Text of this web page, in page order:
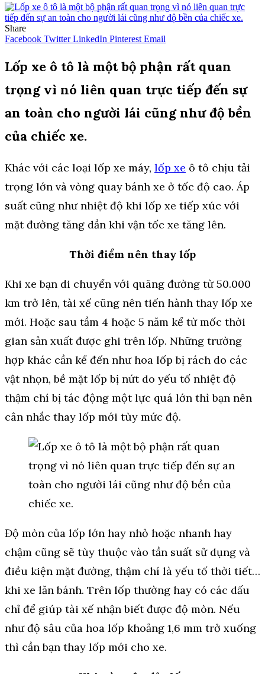
Share
Facebook Twitter LinkedIn Pinterest Email
Lốp xe ô tô là một bộ phận rất quan
trọng vì nó liên quan trực tiếp đến sự
an toàn cho người lái cũng như độ bền
của chiếc xe.
Khác với các loại lốp xe máy, lốp xe ô tô chịu tải
trọng lớn và vòng quay bánh xe ở tốc độ cao. Áp
suất cũng như nhiệt độ khi lốp xe tiếp xúc với
mặt đường tăng dần khi vận tốc xe tăng lên.
Thời điểm nên thay lốp
Khi xe bạn di chuyển với quãng đường từ 50.000
km trở lên, tài xế cũng nên tiến hành thay lốp xe
mới. Hoặc sau tầm 4 hoặc 5 năm kể từ mốc thời
gian sản xuất được ghi trên lốp. Những trường
hợp khác cần kể đến như hoa lốp bị rách do các
vật nhọn, bề mặt lốp bị nứt do yếu tố nhiệt độ
thậm chí bị tác động một lực quá lớn thì bạn nên
cân nhắc thay lốp mới tùy mức độ.
Độ mòn của lốp lớn hay nhỏ hoặc nhanh hay
chậm cũng sẽ tùy thuộc vào tần suất sử dụng và
điều kiện mặt đường, thậm chí là yếu tố thời tiết…
khi xe lăn bánh. Trên lốp thường hay có các dấu
chỉ để giúp tài xế nhận biết được độ mòn. Nếu
như độ sâu của hoa lốp khoảng 1,6 mm trở xuống
thì cần bạn thay lốp mới cho xe.